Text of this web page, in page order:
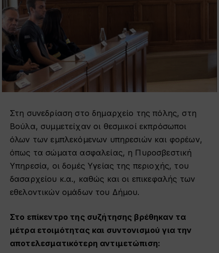
Στη συνεδρίαση στο δημαρχείο της πόλης, στη
Βούλα, συμμετείχαν οι θεσμικοί εκπρόσωποι
όλων των εμπλεκόμενων υπηρεσιών και φορέων,
όπως τα σώματα ασφαλείας, η Πυροσβεστική
Υπηρεσία, οι δομές Υγείας της περιοχής, του
δασαρχείου κ.α., καθώς και οι επικεφαλής των
εθελοντικών ομάδων του Δήμου.
Στο επίκεντρο της συζήτησης βρέθηκαν τα
μέτρα ετοιμότητας και συντονισμού για την
αποτελεσματικότερη αντιμετώπιση: